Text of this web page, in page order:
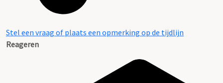
Stel een vraag of plaats een opmerking op de tijdlijn
Reageren